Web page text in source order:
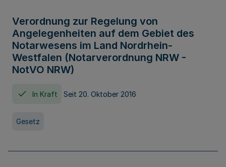
Verordnung zur Regelung von
Angelegenheiten auf dem Gebiet des
Notarwesens im Land Nordrhein-
Westfalen (Notarverordnung NRW -
NotVO NRW)
In Kraft Seit 20. Oktober 2016
Gesetz